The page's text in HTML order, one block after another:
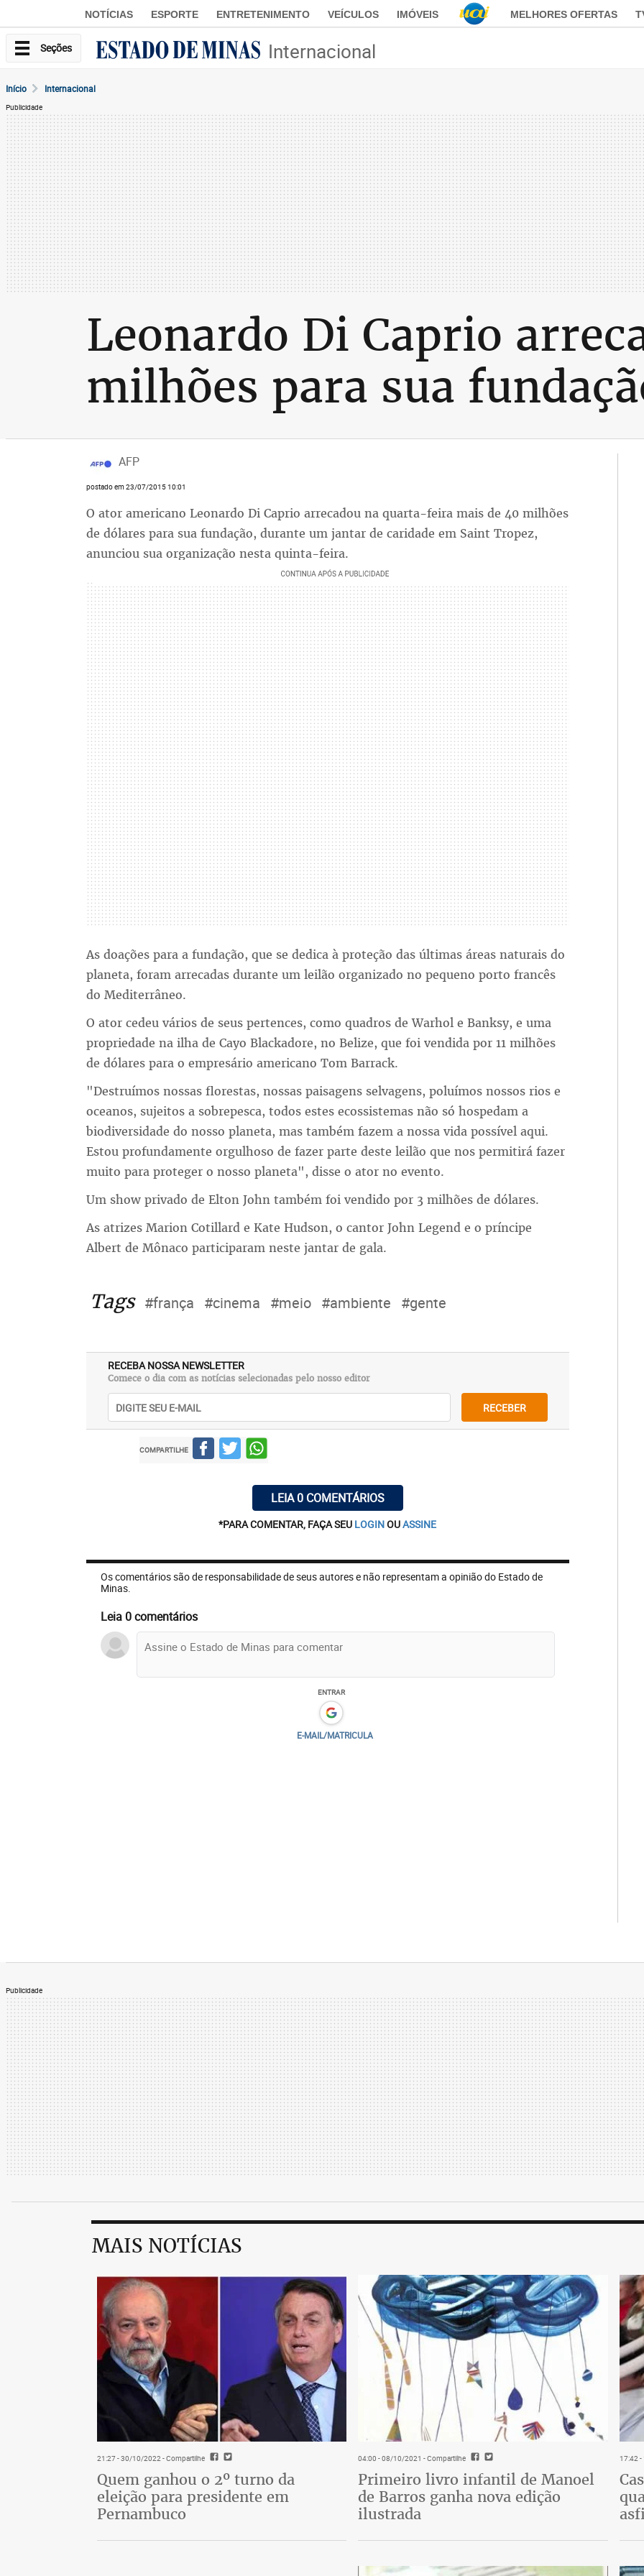
NOTÍCIAS ESPORTE ENTRETENIMENTO VEÍCULOS IMÓVEIS MELHORES OFERTAS
Seções Internacional
Início Internacional
Publicidade
Leonardo Di Caprio
milhões para sua
AFP
postado em 23/07/2015 10:01
O ator americano Leonardo Di Caprio arrecadou na quarta-feira mais de 40 milhões
de dólares para sua fundação, durante um jantar de caridade em Saint Tropez,
anunciou sua organização nesta quinta-feira.
As doações para a fundação, que se dedica à proteção das últimas áreas naturais do
planeta, foram arrecadas durante um leilão organizado no pequeno porto francês
do Mediterrâneo.
O ator cedeu vários de seus pertences, como quadros de Warhol e Banksy, e uma
propriedade na ilha de Cayo Blackadore, no Belize, que foi vendida por 11 milhões
de dólares para o empresário americano Tom Barrack.
"Destruímos nossas florestas, nossas paisagens selvagens, poluímos nossos rios e
oceanos, sujeitos a sobrepesca, todos estes ecossistemas não só hospedam a
biodiversidade do nosso planeta, mas também fazem a nossa vida possível aqui.
Estou profundamente orgulhoso de fazer parte deste leilão que nos permitirá fazer
muito para proteger o nosso planeta", disse o ator no evento.
Um show privado de Elton John também foi vendido por 3 milhões de dólares.
As atrizes Marion Cotillard e Kate Hudson, o cantor John Legend e o príncipe
Albert de Mônaco participaram neste jantar de gala.
Tags #frança #cinema #meio #ambiente #gente
RECEBA NOSSA NEWSLETTER
Comece o dia com as notícias selecionadas pelo nosso editor
RECEBER
COMPARTILHE
LEIA 0 COMENTÁRIOS
*PARA COMENTAR, FAÇA SEU LOGINOUASSINE
Os comentários são de responsabilidade de seus autores e não representam a opinião do Estado de
Minas.
Leia 0 comentários
ENTRAR
E-MAIL/MATRICULA
Publicidade
MAIS NOTÍCIAS
21:27 - 30/10/2022- Compartilhe
Quem ganhou o 2º turno da
eleição para presidente em
Pernambuco
04:00 - 08/10/2021 - Compartilhe
Primeiro livro infantil de Manoel
de Barros ganha nova edição
ilustrada
17:42